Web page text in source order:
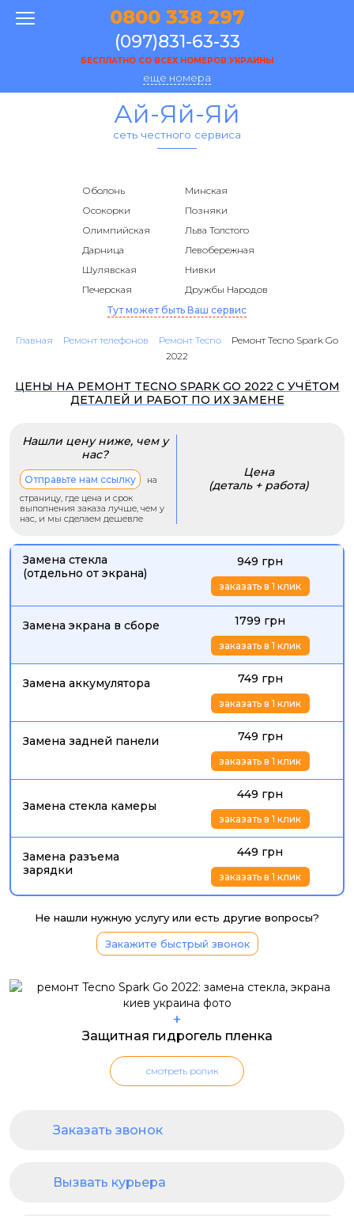
0800 338 297
(097)831-63-33
БЕСПЛАТНО СО ВСЕХ НОМЕРОВ УКРАИНЫ
еще номера
Ай-Яй-Яй
сеть честного сервиса
Оболонь
Минская
Осокорки
Позняки
Олимпийская
Льва Толстого
Дарница
Левобережная
Шулявская
Нивки
Печерская
Дружбы Народов
Тут может быть Ваш сервис
Главная Ремонт телефонов Ремонт Tecno
Ремонт Tecno Spark Go
2022
ЦЕНЫ НА РЕМОНТ TECNO SPARK GO 2022 С УЧЁТОМ
ДЕТАЛЕЙ И РАБОТ ПО ИХ ЗАМЕНЕ
Нашли цену ниже, чем у
нас?
Отправьте нам ссылку
на
страницу, где цена и срок
выполнения заказа лучше, чем у
нас, и мы сделаем дешевле
Цена
(деталь + работа)
Замена стекла
(отдельно от экрана)
949 грн
заказать в 1 клик
Замена экрана в сборе 1799 грн
заказать в 1 клик
Замена аккумулятора 749 грн
заказать в 1 клик
Замена задней панели 749 грн
заказать в 1 клик
Замена стекла камеры
449 грн
заказать в 1 клик
Замена разъема
зарядки
449 грн
заказать в 1 клик
Не нашли нужную услугу или есть другие вопросы?
Закажите быстрый звонок
+
Защитная гидрогель пленка
смотреть ролик
Заказать звонок
Вызвать курьера